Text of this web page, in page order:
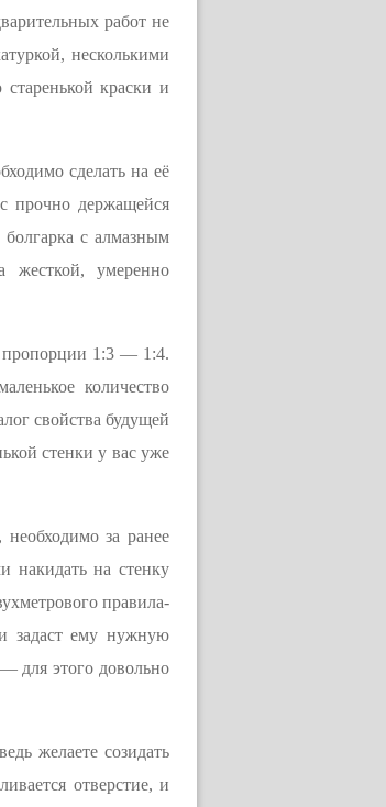
работ не
несколькими
краски и
сделать на её
прочно держащейся
с алмазным
жесткой, умеренно
пропорции 1:3 — 1:4.
количество
свойства будущей
стенки у вас уже
за ранее
накидать на стенку
правила-
и задаст ему нужную
для этого довольно
желаете созидать
отверстие, и